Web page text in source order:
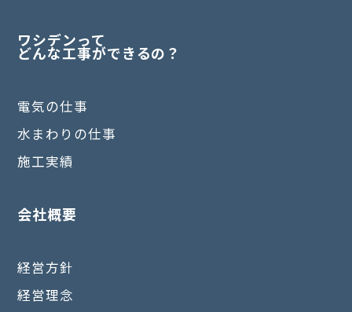
ワシデンって
どんな工事ができるの？
電気の仕事
水まわりの仕事
施工実績
会社概要
経営方針
経営理念